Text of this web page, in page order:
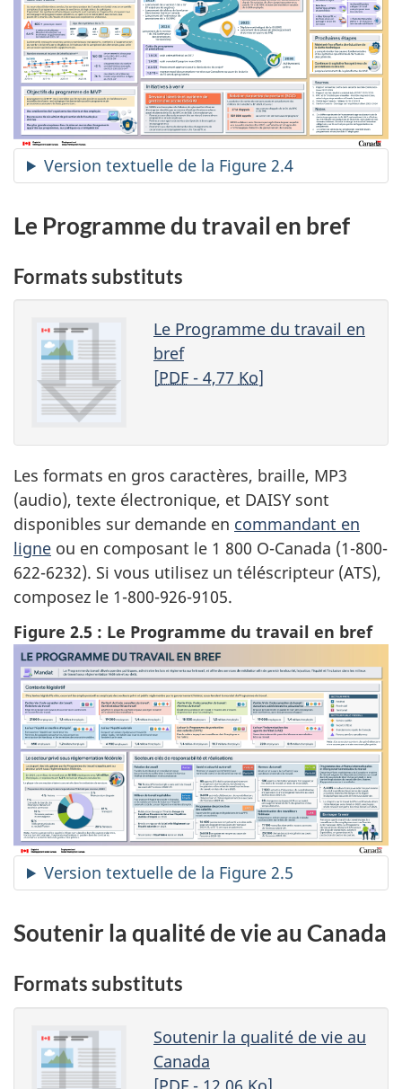
Version textuelle de la Figure 2.4
Le Programme du travail en bref
Formats substituts
Le Programme du travail en
bref
[PDF- 4,77 Ko]
Les formats en gros caractères, braille, MP3
(audio), texte électronique, et DAISY sont
disponibles sur demande en commandant en
ligne ou en composant le 1 800 O-Canada (1-800-
622-6232). Si vous utilisez un téléscripteur (ATS),
composez le 1-800-926-9105.
Figure 2.5 : Le Programme du travail en bref
Version textuelle de la Figure 2.5
Soutenir la qualité de vie au Canada
Formats substituts
Soutenir la qualité de vie au
Canada